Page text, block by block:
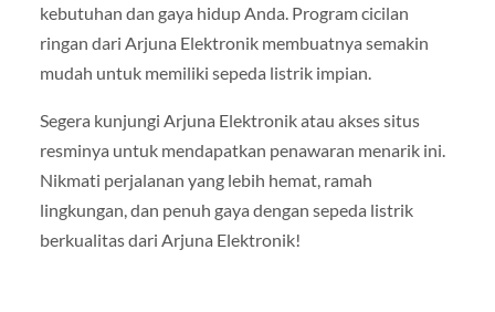
kebutuhan dan gaya hidup Anda. Program cicilan
ringan dari Arjuna Elektronik membuatnya semakin
mudah untuk memiliki sepeda listrik impian.
Segera kunjungi Arjuna Elektronik atau akses situs
resminya untuk mendapatkan penawaran menarik ini.
Nikmati perjalanan yang lebih hemat, ramah
lingkungan, dan penuh gaya dengan sepeda listrik
berkualitas dari Arjuna Elektronik!